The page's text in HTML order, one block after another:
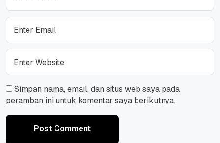
Simpan nama, email, dan situs web saya pada
peramban ini untuk komentar saya berikutnya.
Post Comment